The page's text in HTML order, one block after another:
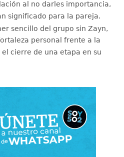
al no darles importancia,
significado para la pareja.
sencillo del grupo sin Zayn,
personal frente a la
cierre de una etapa en su